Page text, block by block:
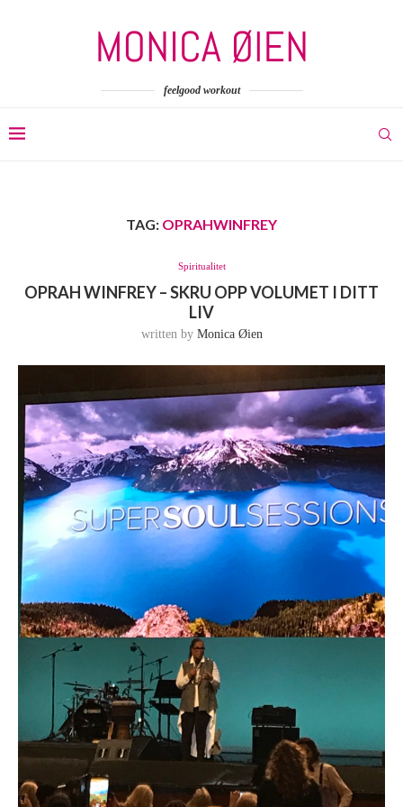
feelgood workout
TAG: OPRAHWINFREY
Spiritualitet
OPRAH WINFREY – SKRU OPP VOLUMET I DITT
LIV
written by Monica Øien